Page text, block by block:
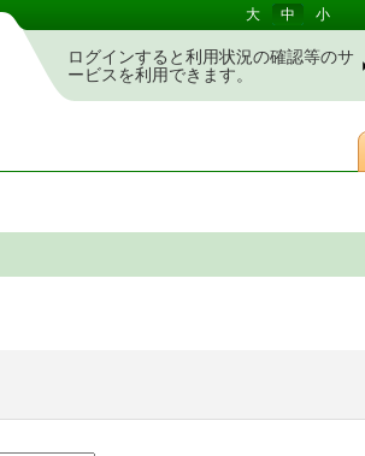
大 中 小
ログインすると利用状況の確認等のサ
ービスを利用できます。